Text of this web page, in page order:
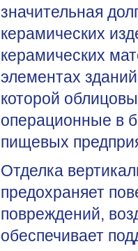
значительная
керамических
керамических
элементах
которой
операционные в
пищевых
Отделка
предохраняет
повреждений,
обеспечивает